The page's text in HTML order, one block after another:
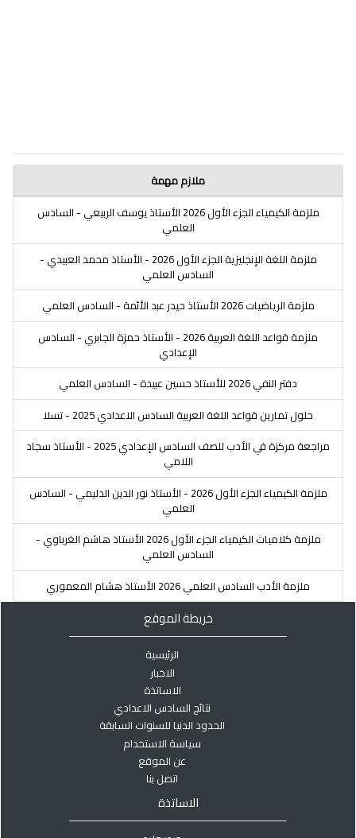
ملازم مهمة
ملزمة الكيمياء الجزء الأول 2026 الأستاذ يوسف الربيعي - السادس
العلمي
ملزمة اللغة الإنجليزية الجزء الأول 2026 - الأستاذ محمد العبيدي -
السادس العلمي
ملزمة الرياضيات 2026 الأستاذ حيدر عبد الأئمة - السادس العلمي
ملزمة قواعد اللغة العربية 2026 - الأستاذ حمزة الجابري - السادس
الإعدادي
دفتر النفي 2026 للأستاذ حسين عبيدة - السادس العلمي
حلول تمارين قواعد اللغة العربية السادس الاعدادي 2025 - تسلا
مراجعة مركزة في الأدب للصف السادس الإعدادي 2025 - الأستاذ سجاد
اللامي
ملزمة الكيمياء الجزء الأول 2026 - الأستاذ نور الدين الدليمي - السادس
العلمي
ملزمة كلاميات الكيمياء الجزء الأول 2026 الأستاذ هاشم الغرباوي -
السادس العلمي
ملزمة الأدب السادس العلمي 2026 الأستاذ هشام المعموري
خريطة الموقع
الرئيسية
الاخبار
الاساتذة
نتائج السادس الاعدادي
الحدود الدنيا للسنوات السابقة
سياسة الاستخدام
عن الموقع
اتصل بنا
الاساتذة